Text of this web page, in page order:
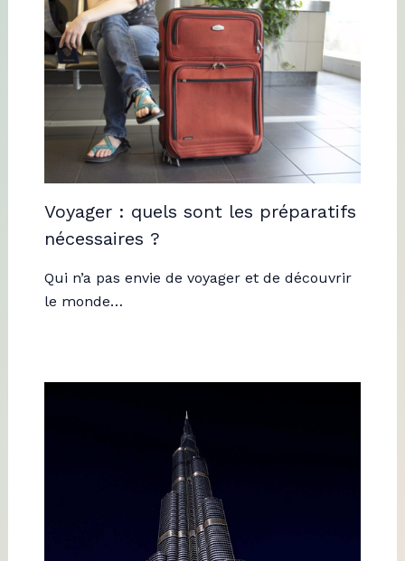
Voyager : quels sont les préparatifs
nécessaires ?
Qui n’a pas envie de voyager et de découvrir
le monde…